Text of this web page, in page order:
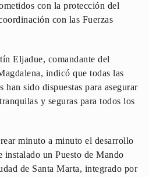
con la protección del
con las Fuerzas
Eljadue, comandante del
indicó que todas las
han sido dispuestas para asegurar
y seguras para todos los
minuto a minuto el desarrollo
instalado un Puesto de Mando
de Santa Marta, integrado por